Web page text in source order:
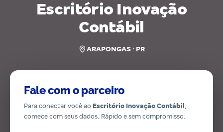
Escritório Inovação
Contábil
ARAPONGAS · PR
Fale com o parceiro
Para conectar você ao Escritório Inovação Contábil ,
comece com seus dados. Rápido e sem compromisso.